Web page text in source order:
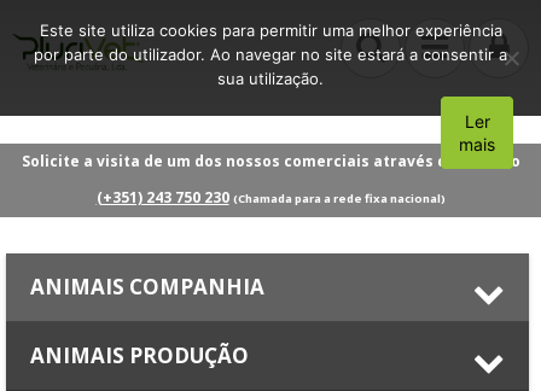
Solicite a visita de um dos nossos comerciais através do número
(+351) 243 750 230 (Chamada para a rede fixa nacional)
ANIMAIS COMPANHIA
ANIMAIS PRODUÇÃO
Este site utiliza cookies para permitir uma melhor experiência
por parte do utilizador. Ao navegar no site estará a consentir a
sua utilização.
Aceito
Ler
mais